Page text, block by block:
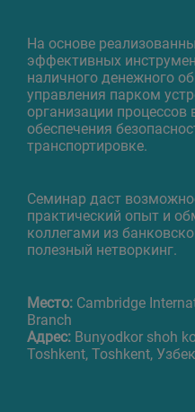
На основе
эффективных
наличного денежного
управления парком
организации процессов
обеспечения
транспортировке.
Семинар даст
практический опыт и
коллегами из
полезный нетворкинг.
Место: Cambridge
Branch
Адрес: Bunyodkor shoh
Тоshkent, Toshkent,